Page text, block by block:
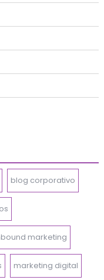
blog corporativo
marketing
marketing digital